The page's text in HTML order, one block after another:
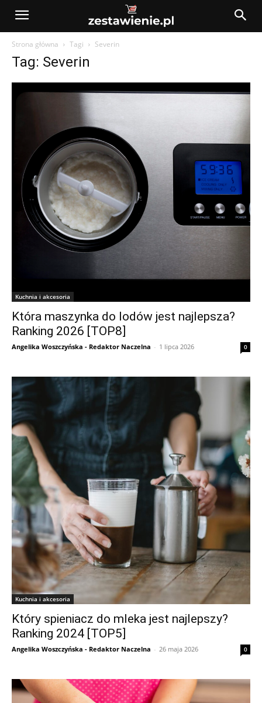
Strona główna Tagi Severin
Tag: Severin
Kuchnia i akcesoria
Która maszynka do lodów jest najlepsza?
Ranking 2026 [TOP8]
Angelika Woszczyńska - Redaktor Naczelna - 1 lipca 2026 0
Kuchnia i akcesoria
Który spieniacz do mleka jest najlepszy?
Ranking 2024 [TOP5]
Angelika Woszczyńska - Redaktor Naczelna - 26 maja 2026 0